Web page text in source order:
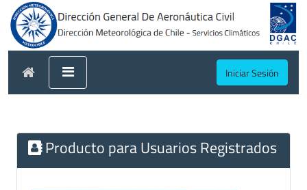
Iniciar Sesión
Producto para Usuarios Registrados